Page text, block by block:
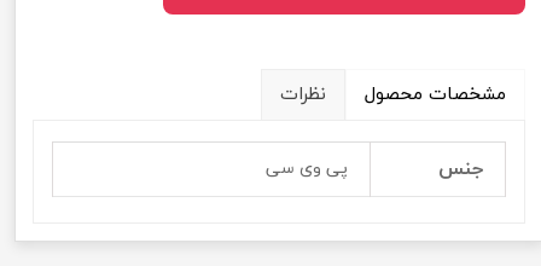
مشخصات محصول نظرات
جنس پی وی سی